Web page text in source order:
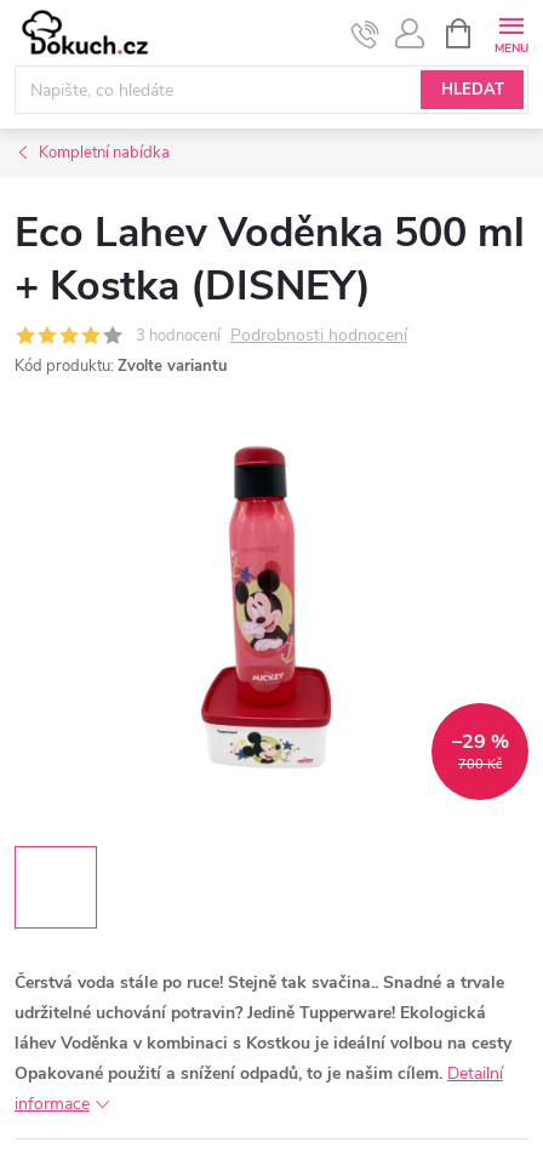
Přejít
obsah
HLEDAT
NÁKUPNÍ
KOŠÍK
Kompletní nabídka
Eco Lahev Voděnka 500 ml
+ Kostka (DISNEY)
3 hodnocení Podrobnosti hodnocení
Kód produktu: Zvolte variantu
700 Kč
–29 %
Čerstvá voda stále po ruce! Stejně tak svačina.. Snadné a trvale
udržitelné uchování potravin? Jedině Tupperware! Ekologická
láhev Voděnka v kombinaci s Kostkou je ideální volbou na cesty
Opakované použití a snížení odpadů, to je našim cílem. Detailní
informace